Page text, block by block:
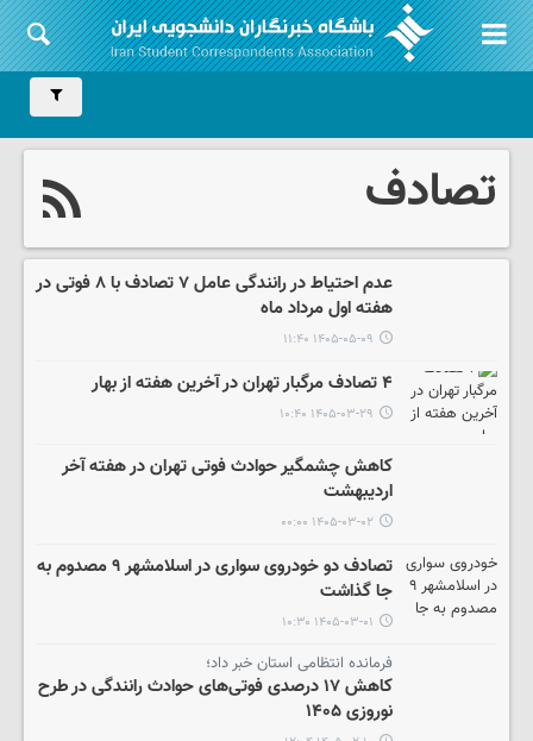
تصادف
عدم احتیاط در رانندگی عامل ۷ تصادف با ۸ فوتی در
هفته اول مرداد ماه
۱۴۰۵-۰۵-۰۹ ۱۱:۴۰
۴ تصادف مرگبار تهران در آخرین هفته از بهار
۱۴۰۵-۰۳-۲۹ ۱۰:۴۰
کاهش چشمگیر حوادث فوتی تهران در هفته آخر
اردیبهشت
۱۴۰۵-۰۳-۰۲ ۰۰:۰۰
تصادف دو خودروی سواری در اسلامشهر ۹ مصدوم به
جا گذاشت
۱۴۰۵-۰۳-۰۱ ۱۰:۳۰
فرمانده انتظامی استان خبر داد؛
کاهش ۱۷ درصدی فوتی‌های حوادث رانندگی در طرح
نوروزی ۱۴۰۵